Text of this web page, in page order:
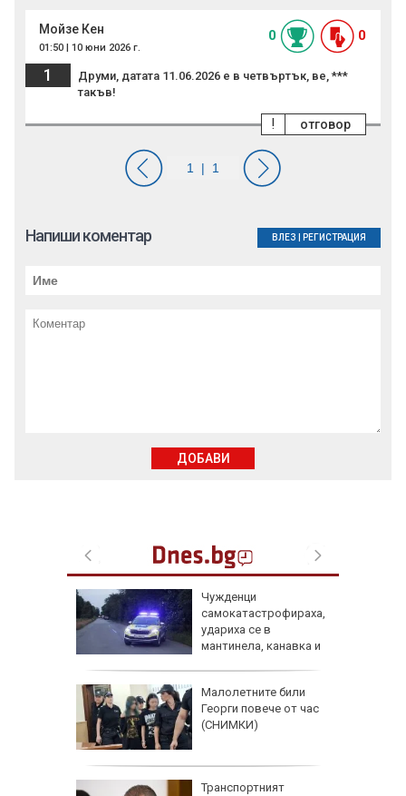
Чужденци
самокатастрофираха,
удариха се в
мантинела, канавка и
Малолетните били
Георги повече от час
(СНИМКИ)
Транспортният
Мойзе Кен
01:50 | 10 юни 2026 г.
0 0
1
Друми, датата 11.06.2026 е в четвъртък, ве, ***
такъв!
отговор
!
Напиши коментар ВЛЕЗ РЕГИСТРАЦИЯ
ДОБАВИ